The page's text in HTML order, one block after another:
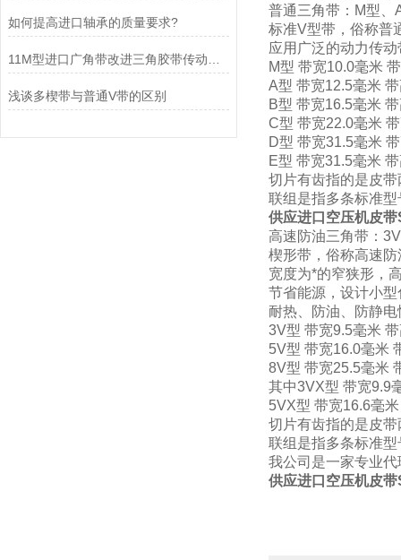
如何提高进口轴承的质量要求?
浅谈多楔带与普通V带的区别
普通三角带：M型、
标准V型带，俗称普
应用广泛的动力传
M型 带宽10.0毫米
A型 带宽12.5毫米
B型 带宽16.5毫米
C型 带宽22.0毫米
D型 带宽31.5毫米
E型 带宽31.5毫米
切片有齿指的是皮
联组是指多条标准
供应进口空压机皮
高速防油三角带：
楔形带，俗称高速防
宽度为*的窄狭形，
节省能源，设计小
耐热、防油、防静
3V型 带宽9.5毫米
5V型 带宽16.0毫米
8V型 带宽25.5毫米
其中3VX型 带宽9.9
5VX型 带宽16.6毫
切片有齿指的是皮
联组是指多条标准
我公司是一家专业
供应进口空压机皮